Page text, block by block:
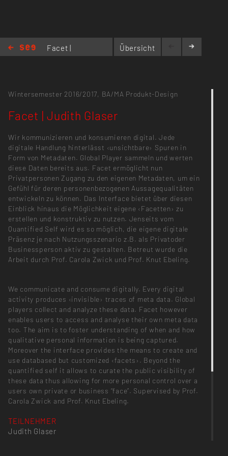
Facet |
Übersicht
Wintersemester 2016/2017, BA/MA Produkt-Design
Facet | Judith Glaser
Wir kommunizieren und konsumieren digital. Jede
digitale Handlung hinterlässt ‹unsichtbare› Spuren in
Form von Metadaten. Global Player sammeln und werten
diese Daten bereits aus. Facet ermöglicht nun
Privatpersonen Zugang zu den eigenen Metadaten, um ein
Gefühl für deren personenbezogenen Aussagequalitäten
entwickeln zu können. Das Interface bietet über diesen
Einblick hinaus die Möglichkeit eigene ‹Facetten› zu
erstellen und konstruktiv zu nutzen. Jenseits vom
Quantified Self wird es so möglich, die eigene digitale
Präsenz je nach Nutzungsszenario z.B. als Privatoder
Businessperson aktiv zu gestalten. Betreut wurde die
Arbeit durch Prof. Carola Zwick und Prof. Knut Ebeling.
We communicate and consume digitally. Every digital
activity produces ‹invisible› traces of meta data. Global
players collect and analyze these data. Facet however
enables users to access and analyse their own meta data
too. The aim is to foster understanding of when and how
qualitative personal information is being captured.
Moreover the interface provides the means to create and
use databased but customized ‹facets›. Beyond the
quantified self it allows to curate the public visibility of
these data thus allowing for more personal control over a
users own private or business “face”. Supervised by Prof.
Carola Zwick and Prof. Knut Ebeling.
TEILNEHMER
Judith Glaser